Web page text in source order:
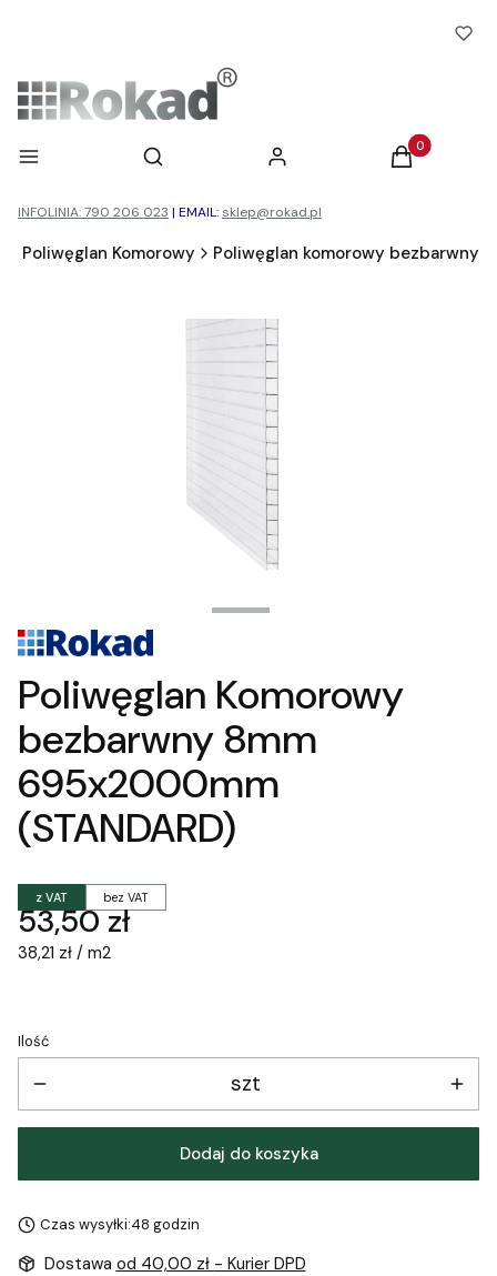
Menu Otwórz wyszukiwarkę
Szukaj Zaloguj się Produkty w
Koszyk
INFOLINIA: 790 206 023 | EMAIL: sklep@rokad.pl
Poliwęglan Komorowy Poliwęglan komorowy bezbarwny
Poliwęglan Komorowy
bezbarwny 8mm
695x2000mm
(STANDARD)
z VAT bez VAT
Cena
53,50 zł
38,21 zł / m2
Ilość
szt
Dodaj do koszyka
Czas wysyłki:48 godzin
Dostawa od 40,00 zł - Kurier DPD